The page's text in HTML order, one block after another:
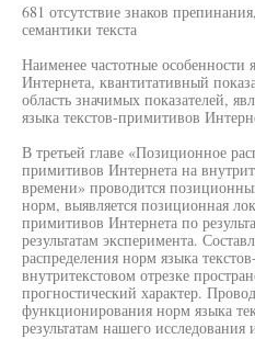
681 отсутствие знаков
семантики текста
Наименее частотные особенности
Интернета, квантитативный
область значимых показателей,
языка текстов-примитивов
В третьей главе «Позиционное
примитивов Интернета на
времени» проводится
норм, выявляется позиционная
примитивов Интернета по
результатам эксперимента.
распределения норм языка
внутритекстовом отрезке
прогностический характер.
функционирования норм языка
результатам нашего исследования